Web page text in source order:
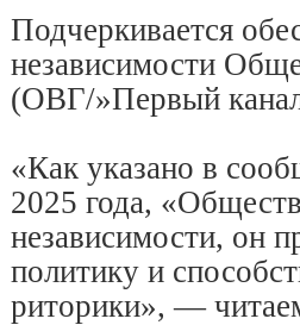
Подчеркивается
независимости
(ОВГ/»Первый
«Как указано в
2025 года,
независимости, он
политику и
риторики», —